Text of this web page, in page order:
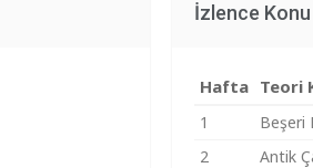
İzlence Konu
Hafta Teori
1
Beşeri
2
Antik